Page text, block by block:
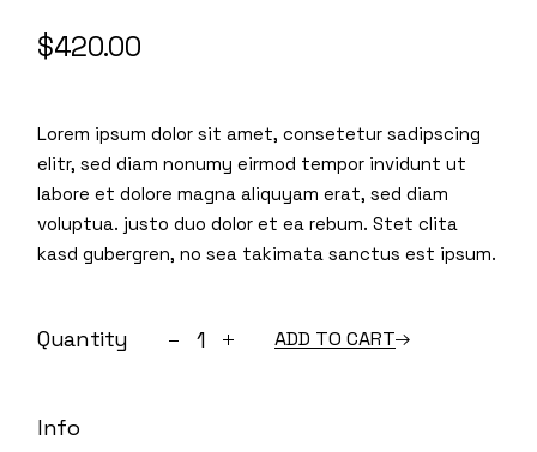
$420.00
Lorem ipsum dolor sit amet, consetetur sadipscing
elitr, sed diam nonumy eirmod tempor invidunt ut
labore et dolore magna aliquyam erat, sed diam
voluptua. justo duo dolor et ea rebum. Stet clita
kasd gubergren, no sea takimata sanctus est ipsum.
Quantity Wooden drawer quantity
ADD TO CART
Info